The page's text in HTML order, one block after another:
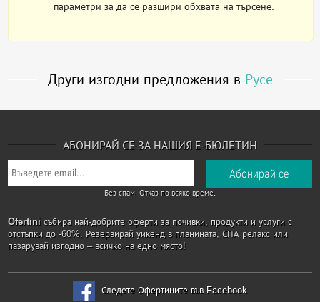
параметри за да се разшири обхвата на търсене.
Други изгодни предложения в Русе
АБОНИРАЙ СЕ ЗА НАШИЯ Е-БЮЛЕТИН
Без спам. Отказ по всяко време.
Ofertini събира най-добрите оферти за почивки, продукти и услуги с
отстъпки до -60%. Резервирай уикенд в планината, СПА релакс или
пазарувай изгодно – всичко на едно място!
Следете Офертините във Facebook